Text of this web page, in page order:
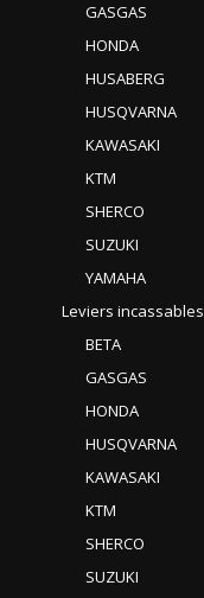
GASGAS
HONDA
HUSABERG
HUSQVARNA
KAWASAKI
KTM
SHERCO
SUZUKI
YAMAHA
Leviers incassables
BETA
GASGAS
HONDA
HUSQVARNA
KAWASAKI
KTM
SHERCO
SUZUKI